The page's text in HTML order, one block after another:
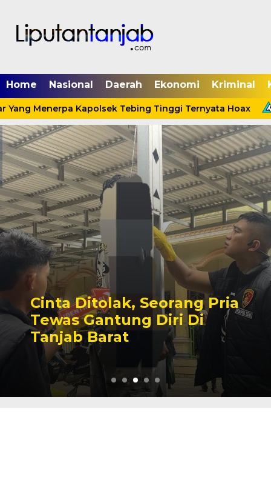
Home Nasional Daerah Ekonomi Kriminal
Menerpa Kapolsek Tebing Tinggi Ternyata Hoax
Cinta Ditolak, Seorang Pria
Tewas Gantung Diri Di
Tanjab Barat